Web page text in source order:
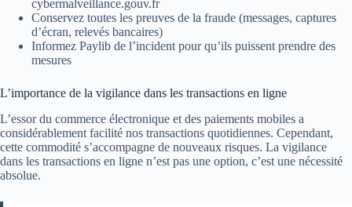
cybermalveillance.gouv.fr
Conservez toutes les preuves de la fraude (messages, captures
d’écran, relevés bancaires)
Informez Paylib de l’incident pour qu’ils puissent prendre des
mesures
L’importance de la vigilance dans les transactions en ligne
L’essor du commerce électronique et des paiements mobiles a
considérablement facilité nos transactions quotidiennes. Cependant,
cette commodité s’accompagne de nouveaux risques. La vigilance
dans les transactions en ligne n’est pas une option, c’est une nécessité
absolue.